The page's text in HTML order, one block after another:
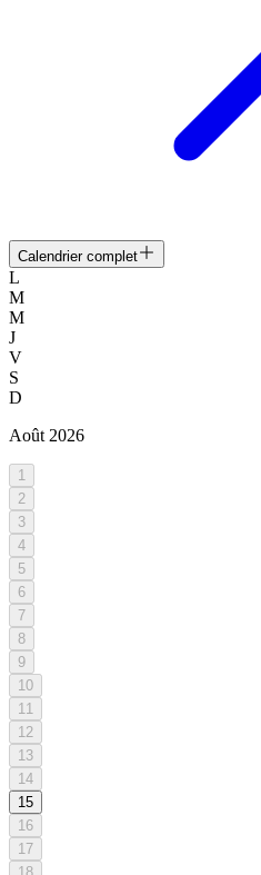
Calendrier complet
L
M
M
J
V
S
D
Août 2026
1
2
3
4
5
6
7
8
9
10
11
12
13
14
15
16
17